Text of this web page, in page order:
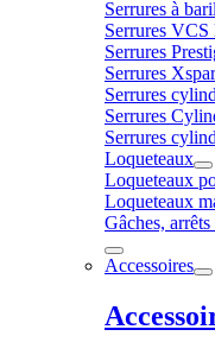
Serrures à
Serrures
Serrures
Serrures
Serrures
Serrures
Serrures
Loqueteaux
Loqueteaux
Loqueteaux
Gâches, arrêts
Accessoires